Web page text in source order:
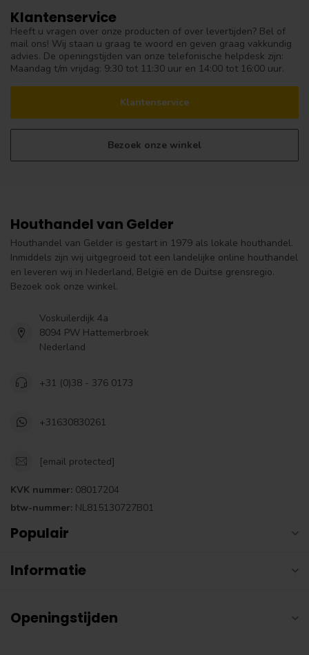
Klantenservice
Heeft u vragen over onze producten of over levertijden? Bel of
mail ons! Wij staan u graag te woord en geven graag vakkundig
advies. De openingstijden van onze telefonische helpdesk zijn:
Maandag t/m vrijdag: 9:30 tot 11:30 uur en 14:00 tot 16:00 uur.
Klantenservice
Bezoek onze winkel
Houthandel van Gelder
Houthandel van Gelder is gestart in 1979 als lokale houthandel.
Inmiddels zijn wij uitgegroeid tot een landelijke online houthandel
en leveren wij in Nederland, België en de Duitse grensregio.
Bezoek ook onze winkel.
Voskuilerdijk 4a
8094 PW Hattemerbroek
Nederland
+31 (0)38 - 376 0173
+31630830261
[email protected]
KVK nummer: 08017204
btw-nummer: NL815130727B01
Populair
Informatie
Openingstijden